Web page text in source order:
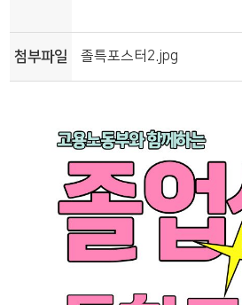
첨부파일 졸특포스터2.jpg